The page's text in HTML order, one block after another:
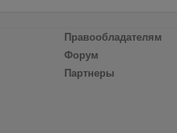
Правообладателям
Форум
Партнеры